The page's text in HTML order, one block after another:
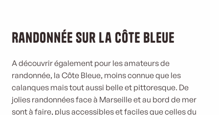
Randonnée sur la Côte Bleue
A découvrir également pour les amateurs de
randonnée, la Côte Bleue, moins connue que les
calanques mais tout aussi belle et pittoresque. De
jolies randonnées face à Marseille et au bord de mer
sont à faire, plus accessibles et faciles que celles du